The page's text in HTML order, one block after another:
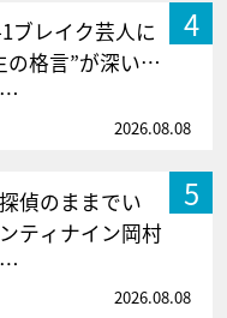
4
ブレイク芸人に
の格言”が深い…
…
2026.08.08
5
偵のままでい
ティナイン岡村
…
2026.08.08